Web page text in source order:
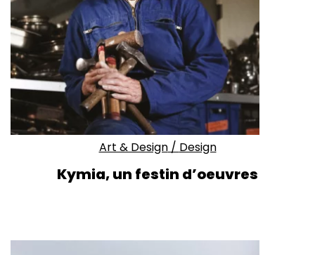
Art & Design/ Design
Kymia, un festin d’oeuvres